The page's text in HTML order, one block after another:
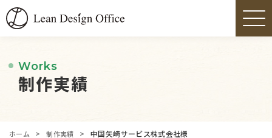
Works
制作実績
ホーム > 制作実績 > 中国矢崎サービス株式会社様